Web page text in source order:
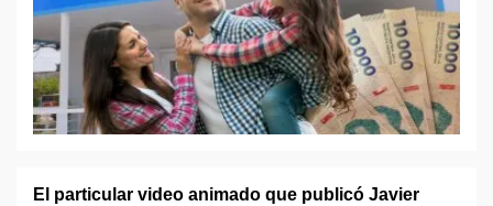
El particular video animado que publicó Javier